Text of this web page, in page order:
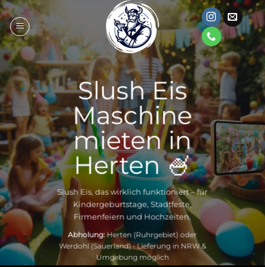
Zum
Inhalt
springen
Slush Eis
Maschine
mieten in
Herten 🍧
Slush Eis, das wirklich funktioniert – für
Kindergeburtstage, Stadtfeste,
Firmenfeiern und Hochzeiten.
Abholung:Herten (Ruhrgebiet) oder
Werdohl (Sauerland) • Lieferung in NRW &
Umgebung möglich